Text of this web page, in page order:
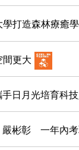
打造森林療癒
更大
日月光培育科
嚴彬彰 一年內考